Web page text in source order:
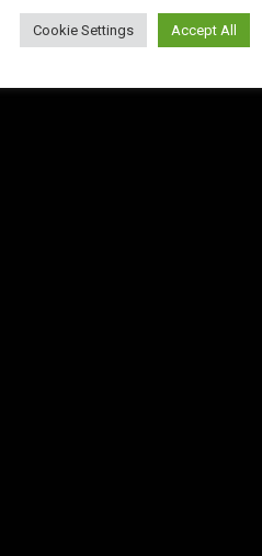
Cookie Settings Accept All